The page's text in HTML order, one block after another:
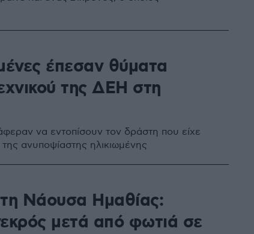
έπεσαν θύματα
της ΔΕΗ στη
να εντοπίσουν τον δράστη που είχε
ανυποψίαστης ηλικιωμένης
Νάουσα Ημαθίας:
μετά από φωτιά σε